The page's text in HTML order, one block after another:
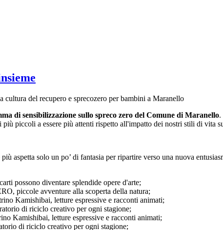
del recupero e sprecozero per bambini a Maranello
di sensibilizzazione sullo spreco zero del Comune di Maranello.
più piccoli a essere più attenti rispetto all'impatto dei nostri stili di vita
aspetta solo un po’ di fantasia per ripartire verso una nuova
possono diventare splendide opere d'arte;
piccole avventure alla scoperta della natura;
Kamishibai, letture espressive e racconti animati;
di riciclo creativo per ogni stagione;
Kamishibai, letture espressive e racconti animati;
di riciclo creativo per ogni stagione;